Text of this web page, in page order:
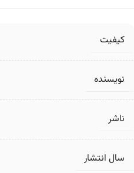
کیفیت
نویسنده
ناشر
سال انتشار